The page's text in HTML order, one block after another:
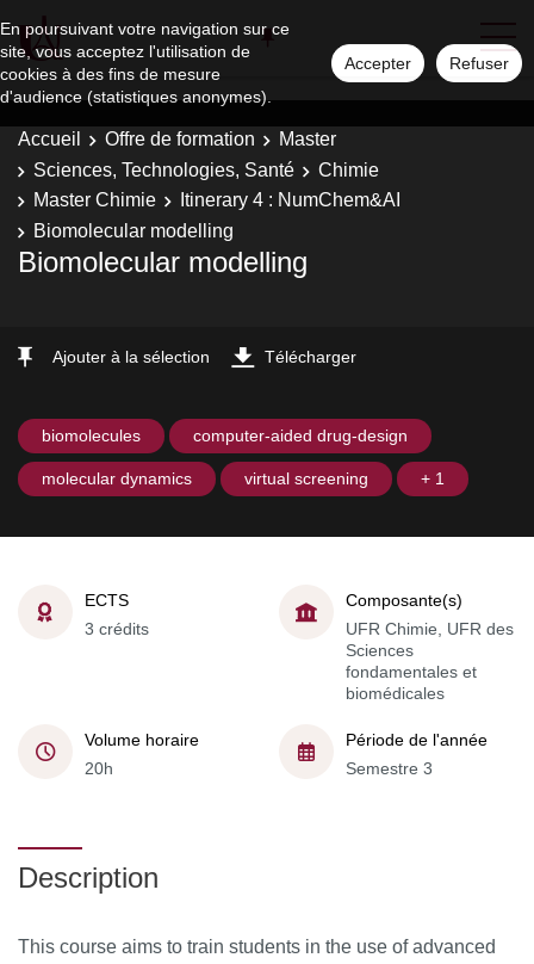
En poursuivant votre navigation sur ce
site, vous acceptez l'utilisation de
cookies à des fins de mesure
d'audience (statistiques anonymes).
Accepter Refuser
Accueil Offre de formation
Master
Sciences, Technologies, Santé
Chimie
Master Chimie
Itinerary 4 : NumChem&AI
Biomolecular modelling
Biomolecular modelling
Ajouter à la sélection Télécharger
biomolecules computer-aided drug-design
molecular dynamics virtual screening + 1
ECTS
3 crédits
Composante(s)
UFR Chimie, UFR des
Sciences
fondamentales et
biomédicales
Volume horaire
20h
Période de l'année
Semestre 3
Description
This course aims to train students in the use of advanced